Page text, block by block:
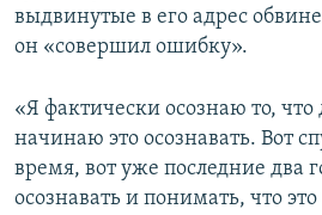
выдвинутые в его адрес
он «совершил ошибку».
«Я фактически осознаю то,
начинаю это осознавать. Вот
время, вот уже последние два
осознавать и понимать, что